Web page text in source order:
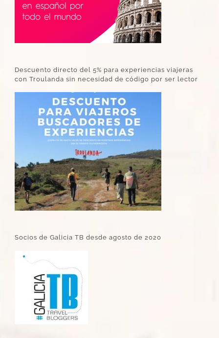
Descuento directo del 5% para experiencias viajeras
con Troulanda sin necesidad de código por ser lector
Socios de Galicia TB desde agosto de 2020